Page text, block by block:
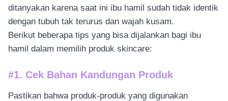
ditanyakan karena saat ini ibu hamil sudah tidak identik
dengan tubuh tak terurus dan wajah kusam.
Berikut beberapa tips yang bisa dijalankan bagi ibu
hamil dalam memilih produk skincare:
#1. Cek Bahan Kandungan Produk
Pastikan bahwa produk-produk yang digunakan